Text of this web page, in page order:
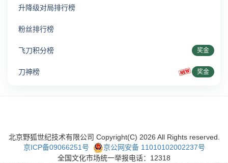
升降级对局排行榜
粉丝排行榜
飞刀积分榜 奖金
刀神榜 奖金
北京野狐世纪技术有限公司 Copyright(C) 2026 All Rights reserved.
京ICP备09066251号
京公网安备 11010102002237号
全国文化市场统一举报电话：12318